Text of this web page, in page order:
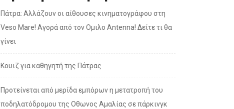
Πάτρα: Αλλάζουν οι αίθουσες κινηματογράφου στη
Veso Mare! Αγορά από τον Ομιλο Antenna! Δείτε τι θα
γίνει
Κουιζ για καθηγητή της Πάτρας
Προτείνεται από μερίδα εμπόρων η μετατροπή του
ποδηλατόδρομου της Οθωνος Αμαλίας σε πάρκινγκ